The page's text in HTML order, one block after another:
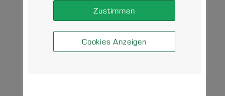
Cookies Anzeigen
Zustimmen